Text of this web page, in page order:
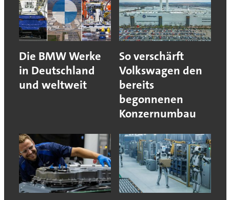
Die BMW Werke
in Deutschland
und weltweit
So verschärft
Volkswagen den
bereits
begonnenen
Konzernumbau